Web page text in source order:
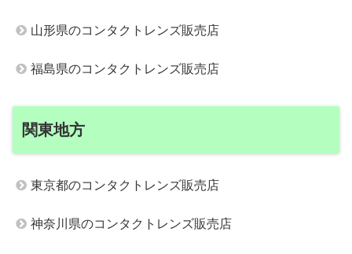
山形県のコンタクトレンズ販売店
福島県のコンタクトレンズ販売店
関東地方
東京都のコンタクトレンズ販売店
神奈川県のコンタクトレンズ販売店